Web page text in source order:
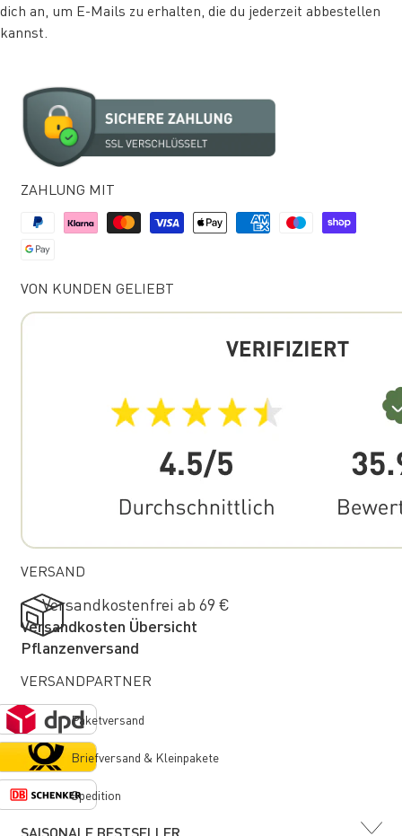
dich an, um E-Mails zu erhalten, die du jederzeit abbestellen
kannst.
SAISONALE BESTSELLER
VERSAND
Versandkostenfrei ab 69 €
Versandkosten Übersicht
Pflanzenversand
VERSANDPARTNER
Paketversand
Briefversand & Kleinpakete
Spedition
ZAHLUNG MIT
VON KUNDEN GELIEBT